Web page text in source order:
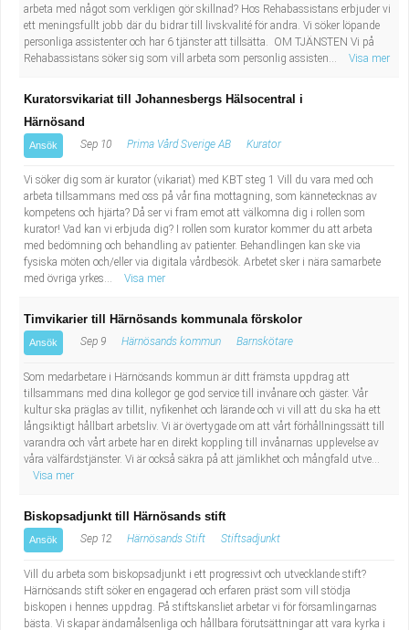
arbeta med något som verkligen gör skillnad? Hos Rehabassistans erbjuder vi
ett meningsfullt jobb där du bidrar till livskvalité för andra. Vi söker löpande
personliga assistenter och har 6 tjänster att tillsätta. OM TJÄNSTEN Vi på
Rehabassistans söker sig som vill arbeta som personlig assisten...
Visa mer
Kuratorsvikariat till Johannesbergs Hälsocentral i
Härnösand
Ansök Sep 10 Prima Vård Sverige AB Kurator
Vi söker dig som är kurator (vikariat) med KBT steg 1 Vill du vara med och
arbeta tillsammans med oss på vår fina mottagning, som kännetecknas av
kompetens och hjärta? Då ser vi fram emot att välkomna dig i rollen som
kurator! Vad kan vi erbjuda dig? I rollen som kurator kommer du att arbeta
med bedömning och behandling av patienter. Behandlingen kan ske via
fysiska möten och/eller via digitala vårdbesök. Arbetet sker i nära samarbete
med övriga yrkes...
Visa mer
Timvikarier till Härnösands kommunala förskolor
Ansök Sep 9 Härnösands kommun Barnskötare
Som medarbetare i Härnösands kommun är ditt främsta uppdrag att
tillsammans med dina kollegor ge god service till invånare och gäster. Vår
kultur ska präglas av tillit, nyfikenhet och lärande och vi vill att du ska ha ett
långsiktigt hållbart arbetsliv. Vi är övertygade om att vårt förhållningssätt till
varandra och vårt arbete har en direkt koppling till invånarnas upplevelse av
våra välfärdstjänster. Vi är också säkra på att jämlikhet och mångfald utve...
Visa mer
Biskopsadjunkt till Härnösands stift
Ansök Sep 12 Härnösands Stift Stiftsadjunkt
Vill du arbeta som biskopsadjunkt i ett progressivt och utvecklande stift?
Härnösands stift söker en engagerad och erfaren präst som vill stödja
biskopen i hennes uppdrag. På stiftskansliet arbetar vi för församlingarnas
bästa. Vi skapar ändamålsenliga och hållbara förutsättningar att vara kyrka i